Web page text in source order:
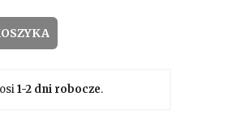
1-2 dni robocze.